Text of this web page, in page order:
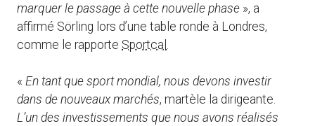
marquer le passage à cette nouvelle phase », a
affirmé Sörling lors d’une table ronde à Londres,
comme le rapporte Sportcal
« En tant que sport mondial, nous devons investir
dans de nouveaux marchés, martèle la dirigeante.
L’un des investissements que nous avons réalisés